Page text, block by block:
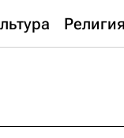
Религия